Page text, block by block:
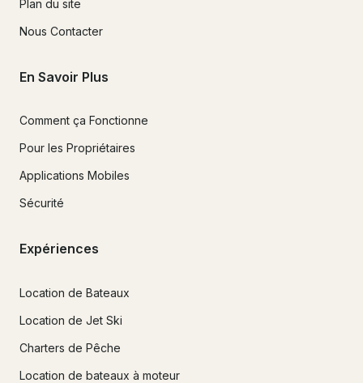
Plan du site
Nous Contacter
En Savoir Plus
Comment ça Fonctionne
Pour les Propriétaires
Applications Mobiles
Sécurité
Expériences
Location de Bateaux
Location de Jet Ski
Charters de Pêche
Location de bateaux à moteur